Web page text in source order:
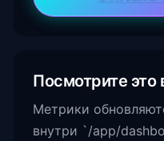
Посмотрите это
Метрики
внутри `/app/